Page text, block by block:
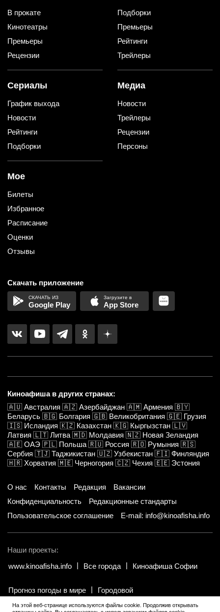
В прокате
Кинотеатры
Премьеры
Рецензии
Подборки
Премьеры
Рейтинги
Трейлеры
Сериалы
График выхода
Новости
Рейтинги
Подборки
Медиа
Новости
Трейлеры
Рецензии
Персоны
Мое
Билеты
Избранное
Расписание
Оценки
Отзывы
Скачать приложение
Google Play App Store
Киноафиша в других странах:
🇦🇺 Австралия 🇦🇿 Азербайджан 🇦🇲 Армения 🇧🇾
Беларусь 🇧🇬 Болгария 🇬🇧 Великобритания 🇬🇪 Грузия
🇮🇸 Исландия 🇰🇿 Казахстан 🇰🇬 Кыргызстан 🇱🇻
Латвия 🇱🇹 Литва 🇲🇩 Молдавия 🇳🇿 Новая Зеландия
🇦🇪 ОАЭ 🇵🇱 Польша 🇷🇺 Россия 🇷🇴 Румыния 🇷🇸
Сербия 🇹🇯 Таджикистан 🇺🇿 Узбекистан 🇫🇮 Финляндия
🇭🇷 Хорватия 🇲🇪 Черногория 🇨🇿 Чехия 🇪🇪 Эстония
О нас Контакты Редакция
Вакансии
Конфиденциальность
Редакционные стандарты
Пользовательское соглашение
E-mail: info@kinoafisha.info
Наши проекты:
www.kinoafisha.info
Все города Киноафиша Софии
Прогноз погоды в мире Городовой
На этой веб-странице используются файлы cookie. Продолжив открывать